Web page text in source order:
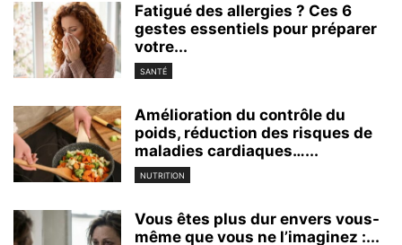
Fatigué des allergies ? Ces 6
gestes essentiels pour préparer
votre...
SANTÉ
Amélioration du contrôle du
poids, réduction des risques de
maladies cardiaques…...
NUTRITION
Vous êtes plus dur envers vous-
même que vous ne l’imaginez :...